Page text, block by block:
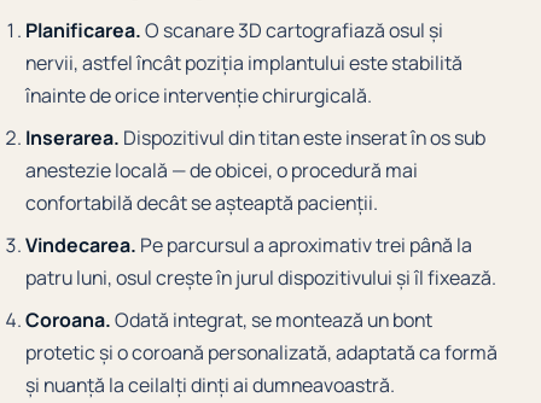
Planificarea.O scanare 3D cartografiază osul și
nervii, astfel încât poziția implantului este stabilită
înainte de orice intervenție chirurgicală.
Inserarea. Dispozitivul din titan este inserat în os sub
anestezie locală — de obicei, o procedură mai
confortabilă decât se așteaptă pacienții.
Vindecarea. Pe parcursul a aproximativ trei până la
patru luni, osul crește în jurul dispozitivului și îl fixează.
Coroana.Odată integrat, se montează un bont
protetic și o coroană personalizată, adaptată ca formă
și nuanță la ceilalți dinți ai dumneavoastră.